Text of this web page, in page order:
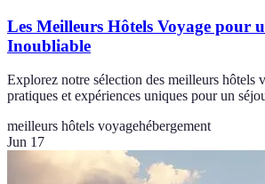
Les Meilleurs Hôtels Voyage pour
Inoubliable
Explorez notre sélection des meilleurs hôtels
pratiques et expériences uniques pour un
meilleurs hôtels voyagehébergement
Jun 17